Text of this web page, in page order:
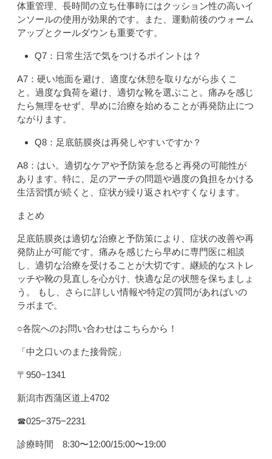
体重管理、長時間の立ち仕事時にはクッション性の高いイ
ンソールの使用が効果的です。また、運動前後のウォーム
アップとクールダウンも重要です。
Q7：日常生活で気をつけるポイントは？
A7：硬い地面を避け、適度な休憩を取りながら歩くこ
と。過度な負荷を避け、適切な靴を選ぶこと。痛みを感じ
たら無理をせず、早めに治療を始めることが再発防止につ
ながります。
Q8：足底筋膜炎は再発しやすいですか？
A8：はい。適切なケアや予防策を怠ると再発の可能性が
あります。特に、足のアーチの問題や過度の負担をかける
生活習慣が続くと、症状が繰り返されやすくなります。
まとめ
足底筋膜炎は適切な治療と予防策により、症状の改善や再
発防止が可能です。痛みを感じたら早めに専門医に相談
し、適切な治療を受けることが大切です。継続的なストレ
ッチや靴の見直しを心がけ、快適な足の状態を保ちましょ
う。 もし、さらに詳しい情報や特定の質問があればいの
ラボまで。
○各院へのお問い合わせはこちらから！
「中之口いのまた接骨院」
〒950−1341
新潟市西蒲区道上4702
☎︎025−375−2231
診療時間 8:30〜12:00/15:00〜19:00